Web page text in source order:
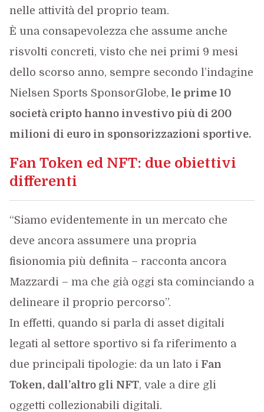
nelle attività del proprio team.
È una consapevolezza che assume anche
risvolti concreti, visto che nei primi 9 mesi
dello scorso anno, sempre secondo l’indagine
Nielsen Sports SponsorGlobe, le prime 10
società cripto hanno investivo più di 200
milioni di euro in sponsorizzazioni sportive.
Fan Token ed NFT: due obiettivi
differenti
“Siamo evidentemente in un mercato che
deve ancora assumere una propria
fisionomia più definita – racconta ancora
Mazzardi – ma che già oggi sta cominciando a
delineare il proprio percorso”.
In effetti, quando si parla di asset digitali
legati al settore sportivo si fa riferimento a
due principali tipologie: da un lato i Fan
Token, dall’altro gli NFT, vale a dire gli
oggetti collezionabili digitali.